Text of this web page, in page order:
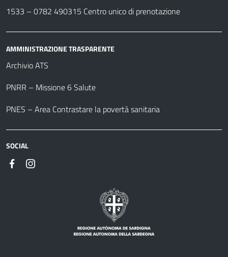
1533 – 0782 490315 Centro unico di prenotazione
AMMINISTRAZIONE TRASPARENTE
Archivio ATS
PNRR – Missione 6 Salute
PNES – Area Contrastare la povertà sanitaria
SOCIAL